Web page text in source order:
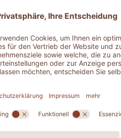
auf den See, andere
der Berge. Gerne
bei der Buchung und
diese zu erfüllen, abhängig
Ihrer Anreise.